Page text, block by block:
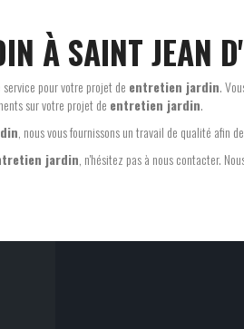
À SAINT JEAN
service pour votre projet de entretien jardin.
sur votre projet de entretien jardin.
, nous vous fournissons un travail de qualité afin
jardin , n'hésitez pas à nous contacter.